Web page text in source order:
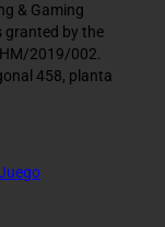
& Gaming
granted by the
2019/002.
458, planta